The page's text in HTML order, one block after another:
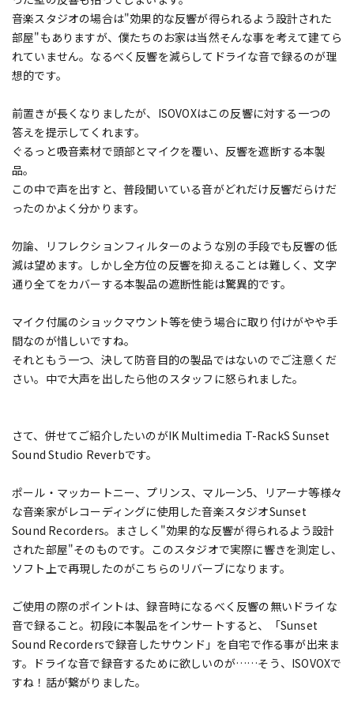
音楽スタジオの場合は"効果的な反響が得られるよう設計された
部屋"もありますが、僕たちのお家は当然そんな事を考えて建てら
れていません。なるべく反響を減らしてドライな音で録るのが理
想的です。
前置きが長くなりましたが、ISOVOXはこの反響に対する一つの
答えを提示してくれます。
ぐるっと吸音素材で頭部とマイクを覆い、反響を遮断する本製
品。
この中で声を出すと、普段聞いている音がどれだけ反響だらけだ
ったのかよく分かります。
勿論、リフレクションフィルターのような別の手段でも反響の低
減は望めます。しかし全方位の反響を抑えることは難しく、文字
通り全てをカバーする本製品の遮断性能は驚異的です。
マイク付属のショックマウント等を使う場合に取り付けがやや手
間なのが惜しいですね。
それともう一つ、決して防音目的の製品ではないのでご注意くだ
さい。中で大声を出したら他のスタッフに怒られました。
さて、併せてご紹介したいのがIK Multimedia T-RackS Sunset
Sound Studio Reverbです。
ポール・マッカートニー、プリンス、マルーン5、リアーナ等様々
な音楽家がレコーディングに使用した音楽スタジオSunset
Sound Recorders。まさしく"効果的な反響が得られるよう設計
された部屋"そのものです。このスタジオで実際に響きを測定し、
ソフト上で再現したのがこちらのリバーブになります。
ご使用の際のポイントは、録音時になるべく反響の無いドライな
音で録ること。初段に本製品をインサートすると、「Sunset
Sound Recordersで録音したサウンド」を自宅で作る事が出来ま
す。ドライな音で録音するために欲しいのが……そう、ISOVOXで
すね！話が繋がりました。